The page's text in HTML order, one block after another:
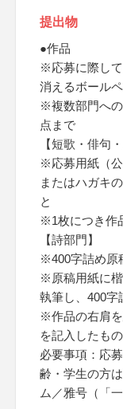
提出物
●作品
※応募に際し
消えるボール
※複数部門へ
点まで
【短歌・俳句
※応募用紙（公
またはハガキ
と
※1枚につき作
【詩部門】
※400字詰め原
※原稿用紙に
執筆し、400字
※作品の右肩
を記入したも
必要事項：応
齢・学生の方
ム／雅号（「